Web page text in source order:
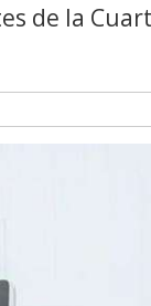
de la